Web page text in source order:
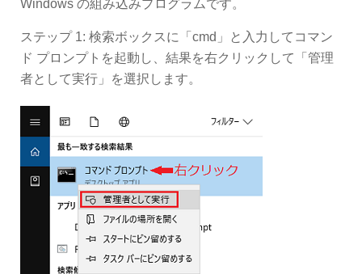
Windows の組み込みプログラムです。
ステップ 1: 検索ボックスに「cmd」と入力してコマン
ド プロンプトを起動し、結果を右クリックして「管理
者として実行」を選択します。